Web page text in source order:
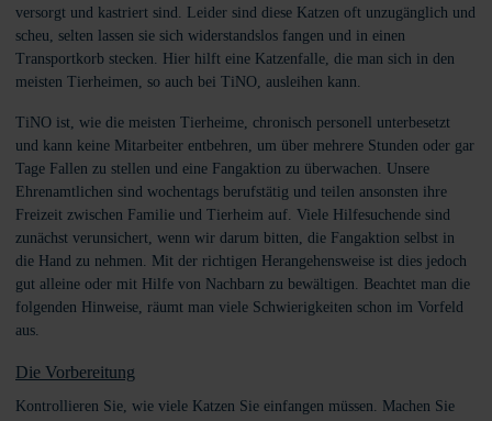
versorgt und kastriert sind. Leider sind diese Katzen oft unzugänglich und
scheu, selten lassen sie sich widerstandslos fangen und in einen
Transportkorb stecken. Hier hilft eine Katzenfalle, die man sich in den
meisten Tierheimen, so auch bei TiNO, ausleihen kann.
TiNO ist, wie die meisten Tierheime, chronisch personell unterbesetzt
und kann keine Mitarbeiter entbehren, um über mehrere Stunden oder gar
Tage Fallen zu stellen und eine Fangaktion zu überwachen. Unsere
Ehrenamtlichen sind wochentags berufstätig und teilen ansonsten ihre
Freizeit zwischen Familie und Tierheim auf. Viele Hilfesuchende sind
zunächst verunsichert, wenn wir darum bitten, die Fangaktion selbst in
die Hand zu nehmen. Mit der richtigen Herangehensweise ist dies jedoch
gut alleine oder mit Hilfe von Nachbarn zu bewältigen. Beachtet man die
folgenden Hinweise, räumt man viele Schwierigkeiten schon im Vorfeld
aus.
Die Vorbereitung
Kontrollieren Sie, wie viele Katzen Sie einfangen müssen. Machen Sie